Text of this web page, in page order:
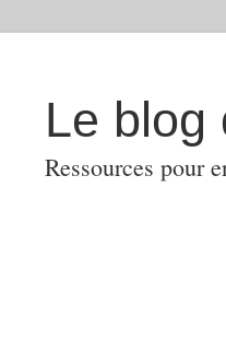
Le blog
Ressources pour